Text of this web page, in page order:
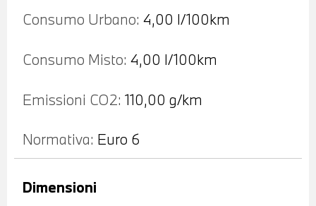
Consumo Urbano: 4,00 l/100km
Consumo Misto: 4,00 l/100km
Emissioni CO2: 110,00 g/km
Normativa: Euro 6
Dimensioni